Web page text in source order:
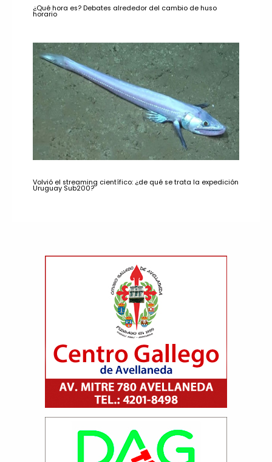
¿Qué hora es? Debates alrededor del cambio de huso
horario
Volvió el streaming científico: ¿de qué se trata la expedición
Uruguay Sub200?